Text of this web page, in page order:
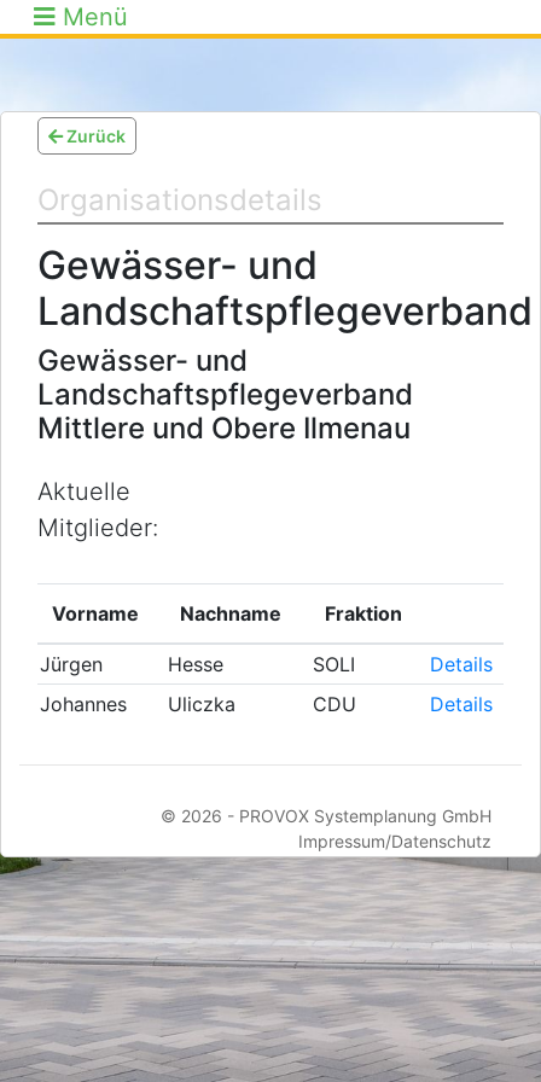
Menü
Zurück
Organisationsdetails
Gewässer- und
Landschaftspflegeverband
Gewässer- und
Landschaftspflegeverband
Mittlere und Obere Ilmenau
Aktuelle
Mitglieder:
Vorname Nachname Fraktion
Jürgen Hesse SOLI
Details
Johannes
Uliczka CDU Details
© 2026 - PROVOX Systemplanung GmbH
Impressum/Datenschutz